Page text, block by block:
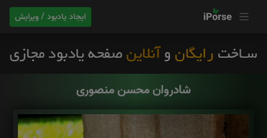
ایجاد یادبود / ویرایش
شادروان محسن منصوری